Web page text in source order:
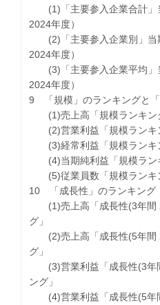
(1)「主要参入企業合計」
2024年度）
(2)「主要参入企業別」当
2024年度）
(3)「主要参入企業平均」
2024年度）
9 「規模」のランキングと「
(1)売上高「規模ランキン
(2)営業利益「規模ランキ
(3)経常利益「規模ランキ
(4)当期純利益「規模ラン
(5)従業員数「規模ランキ
10 「成長性」のランキング
(1)売上高「成長性(3年間
グ」
(2)売上高「成長性(5年間
グ」
(3)営業利益「成長性(3年
ング」
(4)営業利益「成長性(5年